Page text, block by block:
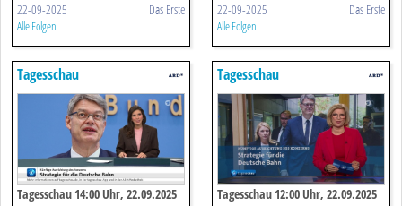
22-09-2025 Das Erste
Alle Folgen
22-09-2025 Das Erste
Alle Folgen
Tagesschau
Tagesschau 14:00 Uhr, 22.09.2025
Tagesschau
Tagesschau 12:00 Uhr, 22.09.2025